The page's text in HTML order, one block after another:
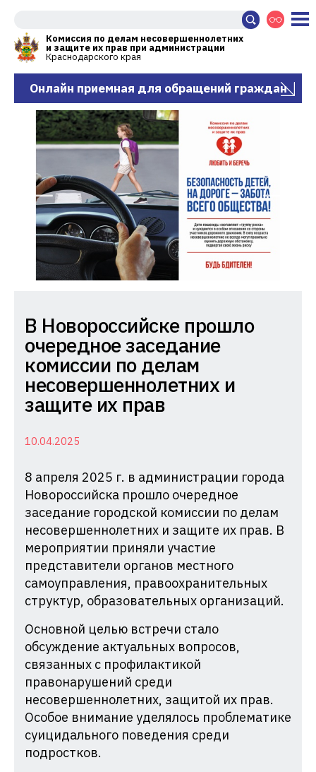
Комиссия по делам несовершеннолетних
и защите их прав при администрации
Краснодарского края
Онлайн приемная для обращений граждан
Комиссия
по
делам
несовершеннолетних
и
их
при
Администрации
Краснодарского
края
В Новороссийске прошло
очередное заседание
комиссии по делам
несовершеннолетних и
защите их прав
10.04.2025
8 апреля 2025 г. в администрации города
Новороссийска прошло очередное
заседание городской комиссии по делам
несовершеннолетних и защите их прав. В
мероприятии приняли участие
представители органов местного
самоуправления, правоохранительных
структур, образовательных организаций.
Основной целью встречи стало
обсуждение актуальных вопросов,
связанных с профилактикой
правонарушений среди
несовершеннолетних, защитой их прав.
Особое внимание уделялось проблематике
суицидального поведения среди
подростков.